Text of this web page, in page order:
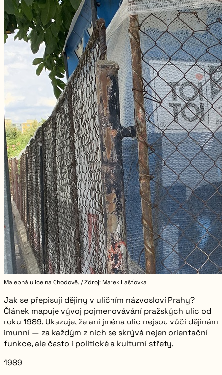
Malebná ulice na Chodově. / Zdroj: Marek Lašťovka
Jak se přepisují dějiny v uličním názvosloví Prahy?
Článek mapuje vývoj pojmenovávání pražských ulic od
roku 1989. Ukazuje, že ani jména ulic nejsou vůči dějinám
imunní — za každým z nich se skrývá nejen orientační
funkce, ale často i politické a kulturní střety.
1989